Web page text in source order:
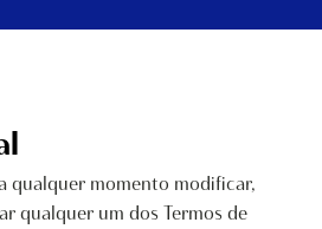
qualquer momento modificar,
qualquer um dos Termos de